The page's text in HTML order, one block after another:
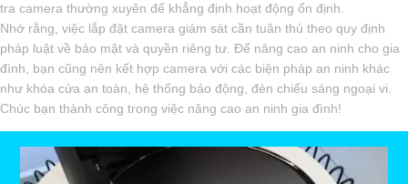
tra camera thường xuyên để khẳng định hoạt động ổn định.
Nhớ rằng, việc lắp đặt camera giám sát cần tuân thủ theo quy định
pháp luật về bảo mật và quyền riêng tư. Để nâng cao an ninh cho gia
đình, bạn cũng nên kết hợp camera với các biện pháp an ninh khác
như khóa cửa an toàn, hệ thống báo động, đèn chiếu sáng ngoại vi.
Chúc bạn thành công trong việc nâng cao an ninh gia đình!